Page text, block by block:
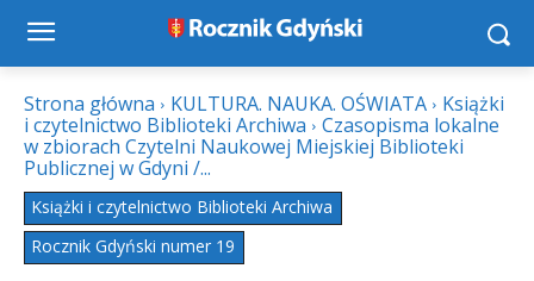
Strona główna KULTURA. NAUKA. OŚWIATA
Książki
i czytelnictwo Biblioteki Archiwa
Czasopisma lokalne
w zbiorach Czytelni Naukowej Miejskiej Biblioteki
Publicznej w Gdyni /...
Książki i czytelnictwo Biblioteki Archiwa
Rocznik Gdyński numer 19